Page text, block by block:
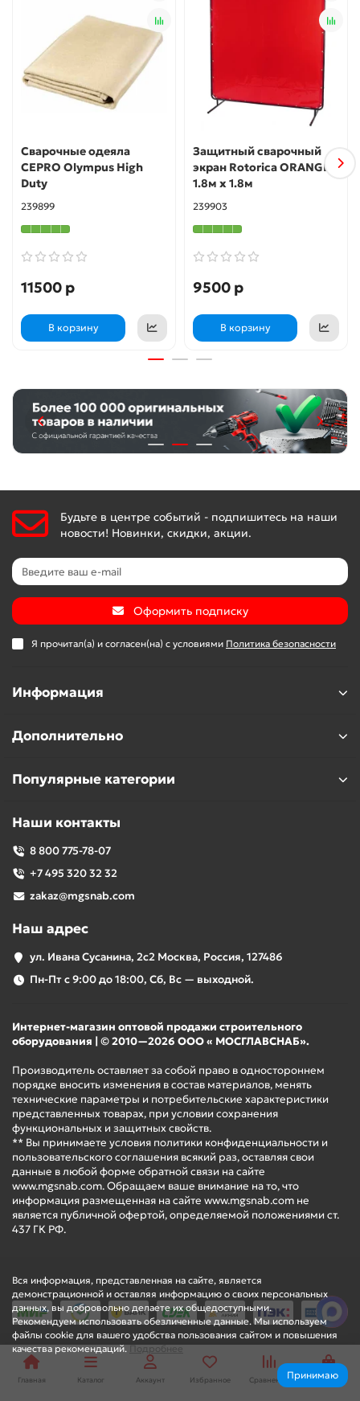
Сварочные одеяла
CEPRO Olympus High
Duty
239899
11500 р
В корзину
Защитный сварочный
экран Rotorica ORANGE
1.8м х 1.8м
239903
9500 р
В корзину
Вся информация, представленная на сайте, является
демонстрационной и оставляя информацию о своих персональных
данных, вы добровольно делаете их общедоступными.
Рекомендуем использовать обезличенные данные. Мы используем
файлы cookie для вашего удобства пользования сайтом и повышения
качества рекомендаций.Подробнее
Принимаю
Будьте в центре событий - подпишитесь на наши
новости! Новинки, скидки, акции.
Оформить подписку
Я прочитал(а) и согласен(на) с условиями Политика безопасности
Информация
Дополнительно
Популярные категории
Наши контакты
8 800 775-78-07
+7 495 320 32 32
zakaz@mgsnab.com
Наш адрес
ул. Ивана Сусанина, 2с2 Москва, Россия, 127486
Пн-Пт с 9:00 до 18:00, Сб, Вс — выходной.
Интернет-магазин оптовой продажи строительного
оборудования | © 2010—2026 ООО « МОСГЛАВСНАБ».
Производитель оставляет за собой право в одностороннем
порядке вносить изменения в состав материалов, менять
технические параметры и потребительские характеристики
представленных товарах, при условии сохранения
функциональных и защитных свойств.
** Вы принимаете условия политики конфиденциальности и
пользовательского соглашения всякий раз, оставляя свои
данные в любой форме обратной связи на сайте
www.mgsnab.com. Обращаем ваше внимание на то, что
информация размещенная на сайте www.mgsnab.com не
является публичной офертой, определяемой положениями ст.
437 ГК РФ.
Главная Каталог Аккаунт Избранное Сравнение Корзина